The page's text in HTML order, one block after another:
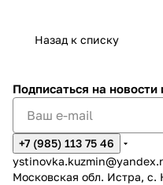
Назад к списку
Подписаться на новости
+7 (985) 113 75 46
Московская обл. Истра, с.